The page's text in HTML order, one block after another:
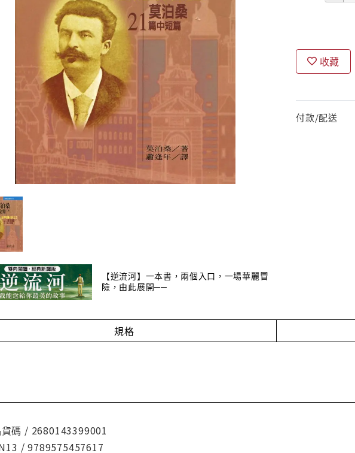
【逆流河】一本書，兩個入口，一場華麗冒
險，由此展開──
收藏
付款/配送
規格
碼 / 2680143399001
/ 9789575457617